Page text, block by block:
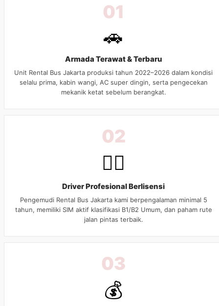
01
🚗
Armada Terawat & Terbaru
Unit Rental Bus Jakarta produksi tahun 2022–2026 dalam kondisi
selalu prima, kabin wangi, AC super dingin, serta pengecekan
mekanik ketat sebelum berangkat.
02
👨‍✈️
Driver Profesional Berlisensi
Pengemudi Rental Bus Jakarta kami berpengalaman minimal 5
tahun, memiliki SIM aktif klasifikasi B1/B2 Umum, dan paham rute
jalan pintas terbaik.
03
💰